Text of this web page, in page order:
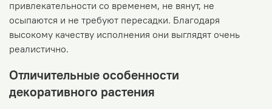
привлекательности со временем, не вянут, не
осыпаются и не требуют пересадки. Благодаря
высокому качеству исполнения они выглядят очень
реалистично.
Отличительные особенности
декоративного растения